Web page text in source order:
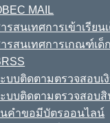
MAIL
รสนเทศการเข้าเรียน
รสนเทศการเกณฑ์เด็
บบติดตามตรวจสอบเ
บบติดตามตรวจสอบ
คำขอมีบัตรออนไลน์